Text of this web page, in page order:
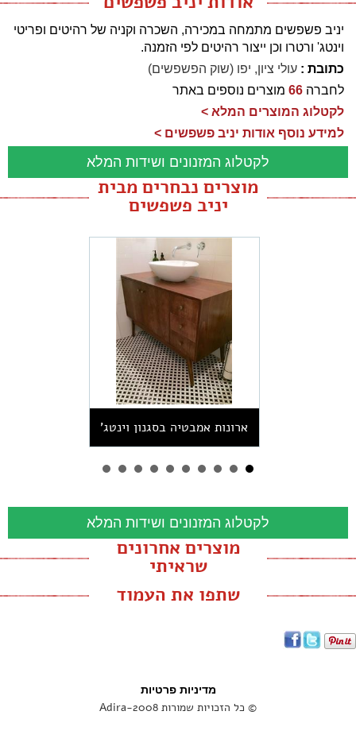
יניב פשפשים מתמחה במכירה, השכרה וקניה של רהיטים ופריטי
וינטג' ורטרו וכן ייצור רהיטים לפי הזמנה.
כתובת : עולי ציון, יפו (שוק הפשפשים)
לחברה 66 מוצרים נוספים באתר
לקטלוג המוצרים המלא >
למידע נוסף אודות יניב פשפשים >
לקטלוג המזנונים ושידות המלא
מוצרים נבחרים מבית
יניב פשפשים
ארונות אמבטיה בסגנון וינטג'
לקטלוג המזנונים ושידות המלא
מוצרים אחרונים
שראיתי
שתפו את העמוד
מדיניות פרטיות
© כל הזכויות שמורות Adira-2008